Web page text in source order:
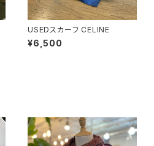
USEDスカーフ CELINE
¥6,500